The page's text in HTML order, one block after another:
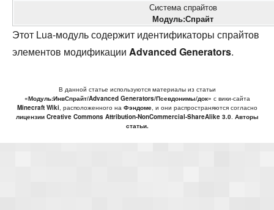
Система спрайтов
Модуль:Спрайт
Этот Lua-модуль содержит идентификаторы спрайтов
элементов модификации Advanced Generators.
В данной статье используются материалы из статьи
«Модуль:ИнвСпрайт/Advanced Generators/Псевдонимы/док» с вики-сайта
Minecraft Wiki, расположенного на Фэндоме, и они распространяются согласно
лицензии Creative Commons Attribution-NonCommercial-ShareAlike 3.0. Авторы
статьи.